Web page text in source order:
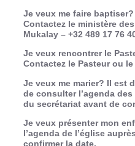
Je veux me faire baptiser?
Contactez le ministère
Mukalay – +32 489 17 76
Je veux rencontrer le
Contactez le Pasteur ou
Je veux me marier? Il est
de consulter l’agenda
du secrétariat avant de
Je veux présenter mon
l’agenda de l’église
confirmer la date.